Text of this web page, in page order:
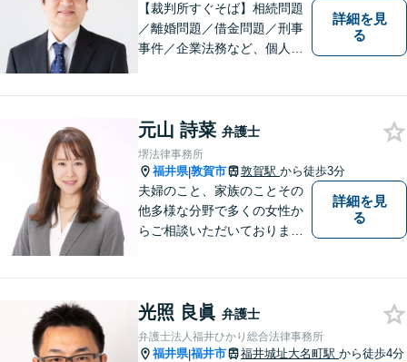
【裁判所すぐそば】相続問題
／離婚問題／借金問題／刑事
事件／企業法務など、個人・
お気軽にご相談ください。
【法テラス利用可】【完全個
室】【夜間・休日面談可】
詳細を見
る
元山 詩菜 弁護士
堺法律事務所
福井県|敦賀市 敦賀駅 から徒歩3分
夫婦のこと、家族のことその
他多様な分野で多くの女性か
らご相談いただいておりま
により3回まで無料相談対応可
能です。利用条件はお問い合
わせ下さい。
詳細を見
る
光照 良眞 弁護士
弁護士法人福井ひかり総合法律事務所
福井県|福井市 福井城址大名町駅 から徒歩4分